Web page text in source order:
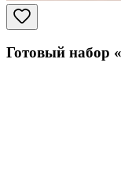
Готовый набор